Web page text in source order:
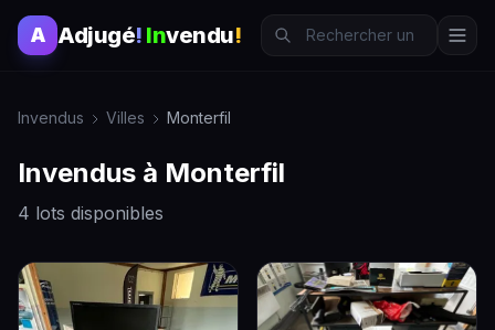
A Adjugé! Invendu!
Invendus Villes Monterfil
Invendus à Monterfil
4 lots disponibles